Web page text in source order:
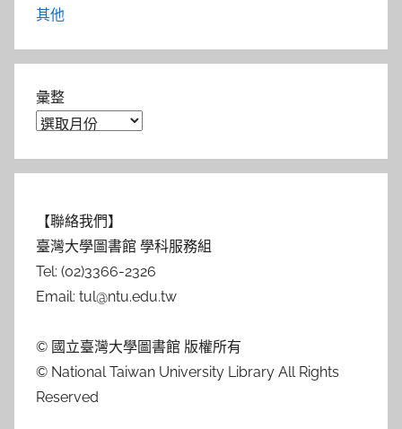
其他
彙整
【聯絡我們】
臺灣大學圖書館 學科服務組
Tel: (02)3366-2326
Email: tul@ntu.edu.tw
© 國立臺灣大學圖書館 版權所有
© National Taiwan University Library All Rights
Reserved